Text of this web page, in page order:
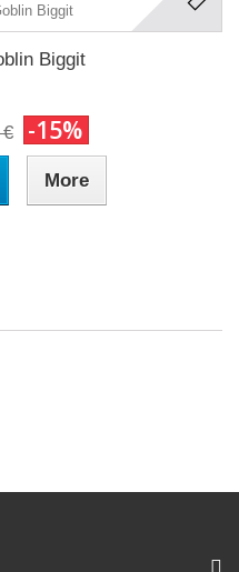
Biggit
-15%
More